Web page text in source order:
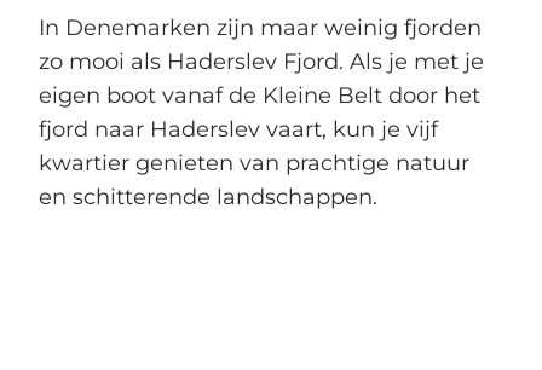
In Denemarken zijn maar weinig fjorden
zo mooi als Haderslev Fjord. Als je met je
eigen boot vanaf de Kleine Belt door het
fjord naar Haderslev vaart, kun je vijf
kwartier genieten van prachtige natuur
en schitterende landschappen.